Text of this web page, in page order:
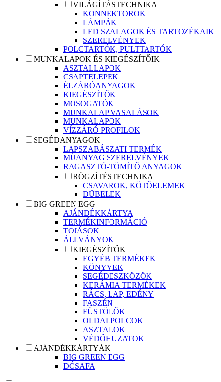
VILÁGÍTÁSTECHNIKA
KONNEKTOROK
LÁMPÁK
LED SZALAGOK ÉS TARTOZÉKAIK
SZERELVÉNYEK
POLCTARTÓK, PULTTARTÓK
MUNKALAPOK ÉS KIEGÉSZÍTŐIK
ASZTALLAPOK
CSAPTELEPEK
ÉLZÁRÓANYAGOK
KIEGÉSZÍTŐK
MOSOGATÓK
MUNKALAP VASALÁSOK
MUNKALAPOK
VÍZZÁRÓ PROFILOK
SEGÉDANYAGOK
LAPSZABÁSZATI TERMÉK
MŰANYAG SZERELVÉNYEK
RAGASZTÓ-TÖMÍTŐ ANYAGOK
RÖGZÍTÉSTECHNIKA
CSAVAROK, KÖTŐELEMEK
DŰBELEK
BIG GREEN EGG
AJÁNDÉKKÁRTYA
TERMÉKINFORMÁCIÓ
TOJÁSOK
ÁLLVÁNYOK
KIEGÉSZÍTŐK
EGYÉB TERMÉKEK
KÖNYVEK
SEGÉDESZKÖZÖK
KERÁMIA TERMÉKEK
RÁCS, LAP, EDÉNY
FASZÉN
FÜSTÖLŐK
OLDALPOLCOK
ASZTALOK
VÉDŐHUZATOK
AJÁNDÉKKÁRTYÁK
BIG GREEN EGG
DÓSAFA